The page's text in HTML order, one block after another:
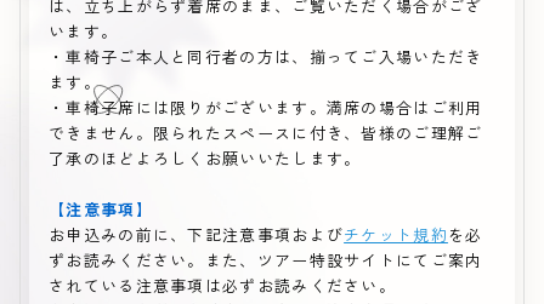
は、立ち上がらず着席のまま、ご覧いただく場合がござ
います。
・車椅子ご本人と同行者の方は、揃ってご入場いただき
ます。
・車椅子席には限りがございます。満席の場合はご利用
できません。限られたスペースに付き、皆様のご理解ご
了承のほどよろしくお願いいたします。
【注意事項】
お申込みの前に、下記注意事項およびチケット規約を必
ずお読みください。また、ツアー特設サイトにてご案内
されている注意事項は必ずお読みください。